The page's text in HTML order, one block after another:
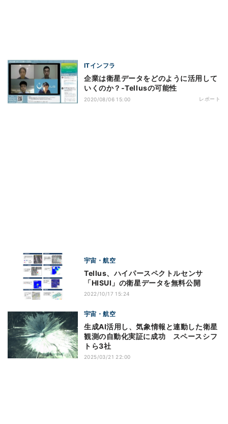
ITインフラ
企業は衛星データをどのように活用して
いくのか？‐Tellusの可能性
2020/08/06 15:00 レポート
宇宙・航空
Tellus、ハイパースペクトルセンサ
「HISUI」の衛星データを無料公開
2022/10/17 15:24
宇宙・航空
生成AI活用し、気象情報と連動した衛星
観測の自動化実証に成功 スペースシフ
トら3社
2025/03/21 22:00